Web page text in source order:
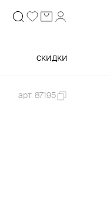
скидки
арт. 87195